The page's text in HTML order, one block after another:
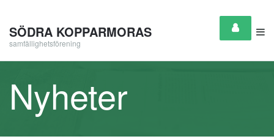
SÖDRA KOPPARMORAS
samfällighetsförening
Nyheter